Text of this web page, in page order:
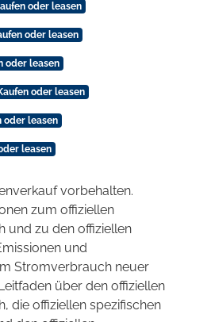
oder leasen
oder leasen
oder leasen
oder leasen
oder leasen
leasen
vorbehalten.
zum offiziellen
und zu den offiziellen
und
Stromverbrauch neuer
über den offiziellen
die offiziellen spezifischen